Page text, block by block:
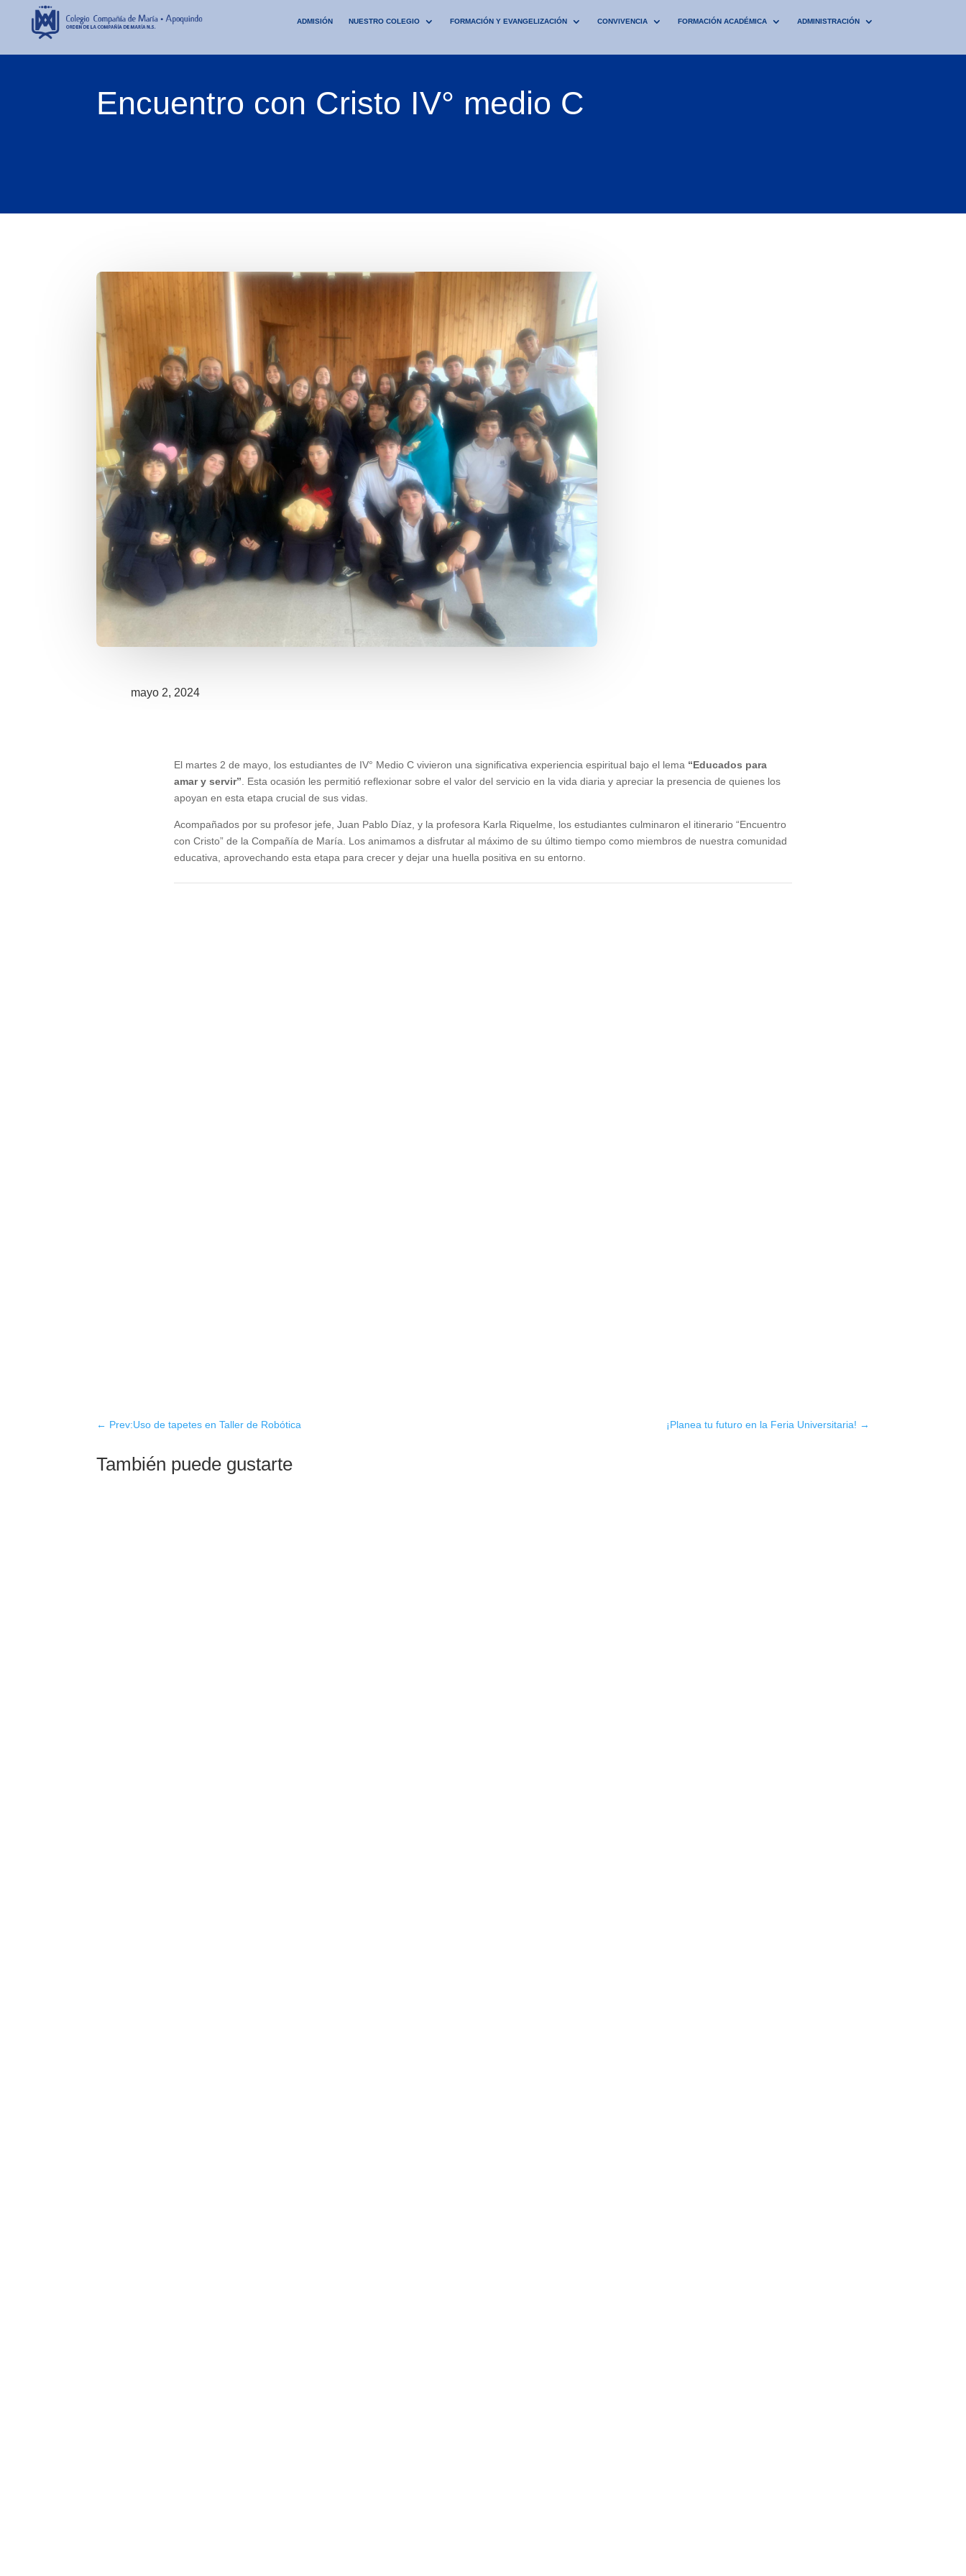
ADMISIÓN NUESTRO COLEGIO FORMACIÓN Y EVANGELIZACIÓN CONVIVENCIA FORMACIÓN ACADÉMICA ADMINISTRACIÓN
Encuentro con Cristo IV° medio C
mayo 2, 2024
El martes 2 de mayo, los estudiantes de IV° Medio C vivieron una significativa experiencia espiritual bajo el lema “Educados para
amar y servir” . Esta ocasión les permitió reflexionar sobre el valor del servicio en la vida diaria y apreciar la presencia de quienes los
apoyan en esta etapa crucial de sus vidas.
Acompañados por su profesor jefe, Juan Pablo Díaz, y la profesora Karla Riquelme, los estudiantes culminaron el itinerario “Encuentro
con Cristo” de la Compañía de María. Los animamos a disfrutar al máximo de su último tiempo como miembros de nuestra comunidad
educativa, aprovechando esta etapa para crecer y dejar una huella positiva en su entorno.
← Prev:Uso de tapetes en Taller de Robótica ¡Planea tu futuro en la Feria Universitaria! →
También puede gustarte